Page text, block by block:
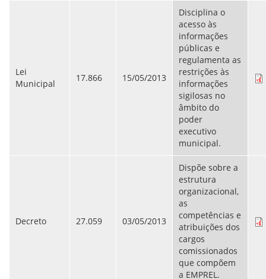
ORIENTAÇÕES TÉCNICAS
SEGURANÇA DA INFORMAÇÃO
RISI - FAQ (PERGUNTAS FREQUENTES)
PARECERES TÉCNICOS EMITIDOS
ATAS DA CIPA
ATAS E RESOLUÇÕES DO CONSELHO FISCAL
Lei
Municipal
17.866 15/05/2013
Disciplina o
acesso às
informações
públicas e
regulamenta as
restrições às
informações
sigilosas no
âmbito do
poder
executivo
municipal.
Decreto 27.059 03/05/2013
Dispõe sobre a
estrutura
organizacional,
as
competências e
atribuições dos
cargos
comissionados
que compõem
a EMPREL.